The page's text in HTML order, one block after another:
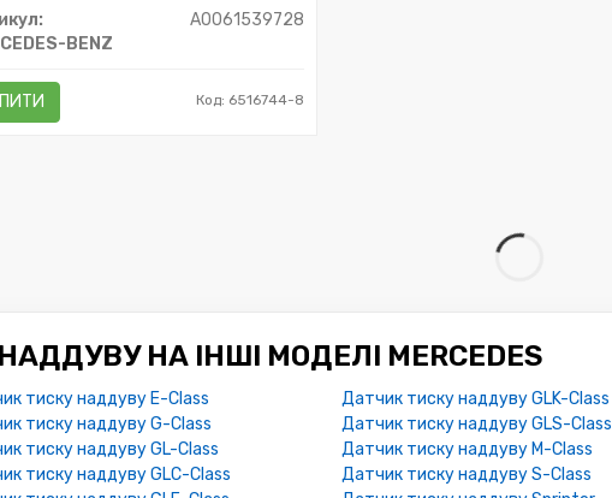
A0061539728
BENZ
Код: 6516744-8
НА ІНШІ МОДЕЛІ MERCEDES
тиску наддуву E-Class
тиску наддуву G-Class
тиску наддуву GL-Class
тиску наддуву GLC-Class
Датчик тиску наддуву GLK-Class
Датчик тиску наддуву GLS-Class
Датчик тиску наддуву M-Class
Датчик тиску наддуву S-Class